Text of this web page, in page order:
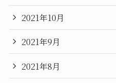
2021年10月
2021年9月
2021年8月